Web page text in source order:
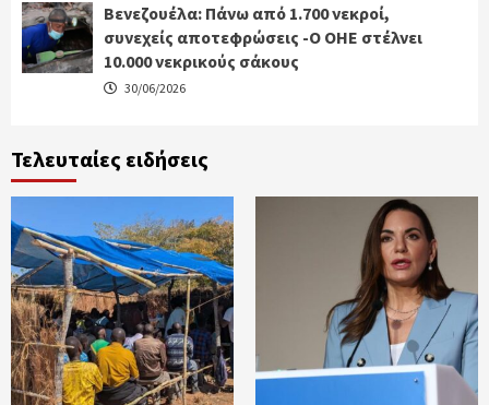
Βενεζουέλα: Πάνω από 1.700 νεκροί,
συνεχείς αποτεφρώσεις -Ο ΟΗΕ στέλνει
10.000 νεκρικούς σάκους
30/06/2026
Τελευταίες ειδήσεις